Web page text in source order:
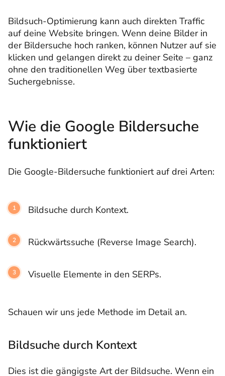
Bildsuch-Optimierung kann auch direkten Traffic
auf deine Website bringen. Wenn deine Bilder in
der Bildersuche hoch ranken, können Nutzer auf sie
klicken und gelangen direkt zu deiner Seite – ganz
ohne den traditionellen Weg über textbasierte
Suchergebnisse.
Wie die Google Bildersuche
funktioniert
Die Google-Bildersuche funktioniert auf drei Arten:
Bildsuche durch Kontext.
Rückwärtssuche (Reverse Image Search).
Visuelle Elemente in den SERPs.
Schauen wir uns jede Methode im Detail an.
Bildsuche durch Kontext
Dies ist die gängigste Art der Bildsuche. Wenn ein